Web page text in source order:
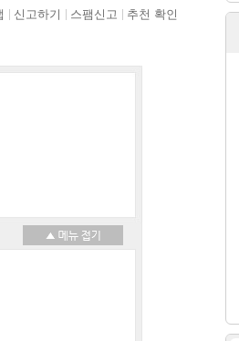
신고하기 스팸신고 추천 확인